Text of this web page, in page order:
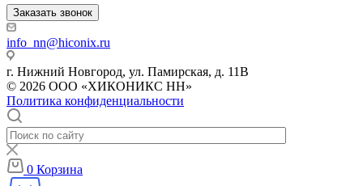
Заказать звонок
info_nn@hiconix.ru
г. Нижний Новгород, ул. Памирская, д. 11В
© 2026 ООО «ХИКОНИКС НН»
Политика конфиденциальности
0 Корзина